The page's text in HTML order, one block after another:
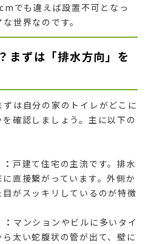
でも違えば設置不可となっ
世界なのです。
まずは「排水方向」を
は自分の家のトイレがどこに
確認しましょう。主に以下の
戸建て住宅の主流です。排水
直接繋がっています。外側か
がスッキリしているのが特徴
マンションやビルに多いタイ
太い蛇腹状の管が出て、壁に